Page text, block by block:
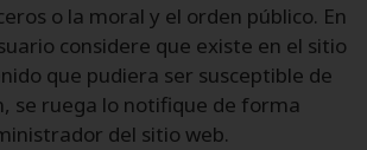
o la moral y el orden público. En
considere que existe en el sitio
que pudiera ser susceptible de
se ruega lo notifique de forma
del sitio web.